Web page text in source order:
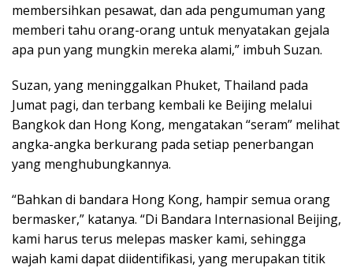
membersihkan pesawat, dan ada pengumuman yang
memberi tahu orang-orang untuk menyatakan gejala
apa pun yang mungkin mereka alami,” imbuh Suzan.
Suzan, yang meninggalkan Phuket, Thailand pada
Jumat pagi, dan terbang kembali ke Beijing melalui
Bangkok dan Hong Kong, mengatakan “seram” melihat
angka-angka berkurang pada setiap penerbangan
yang menghubungkannya.
“Bahkan di bandara Hong Kong, hampir semua orang
bermasker,” katanya. “Di Bandara Internasional Beijing,
kami harus terus melepas masker kami, sehingga
wajah kami dapat diidentifikasi, yang merupakan titik